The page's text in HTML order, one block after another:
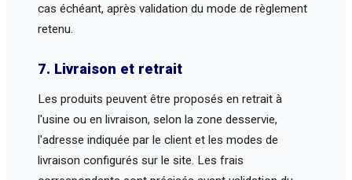
cas échéant, après validation du mode de règlement
retenu.
7. Livraison et retrait
Les produits peuvent être proposés en retrait à
l'usine ou en livraison, selon la zone desservie,
l'adresse indiquée par le client et les modes de
livraison configurés sur le site. Les frais